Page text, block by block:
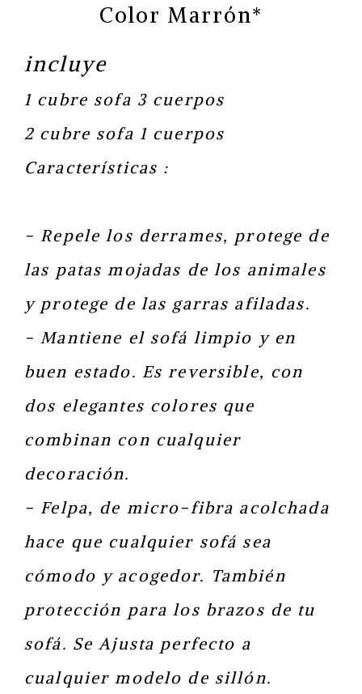
Color Marrón*
incluye
1 cubre sofa 3 cuerpos
2 cubre sofa 1 cuerpos
Características :
- Repele los derrames, protege de
las patas mojadas de los animales
y protege de las garras afiladas.
- Mantiene el sofá limpio y en
buen estado. Es reversible, con
dos elegantes colores que
combinan con cualquier
decoración.
- Felpa, de micro-fibra acolchada
hace que cualquier sofá sea
cómodo y acogedor. También
protección para los brazos de tu
sofá. Se Ajusta perfecto a
cualquier modelo de sillón.